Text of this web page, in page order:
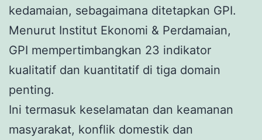
kedamaian, sebagaimana ditetapkan GPI.
Menurut Institut Ekonomi & Perdamaian,
GPI mempertimbangkan 23 indikator
kualitatif dan kuantitatif di tiga domain
penting.
Ini termasuk keselamatan dan keamanan
masyarakat, konflik domestik dan